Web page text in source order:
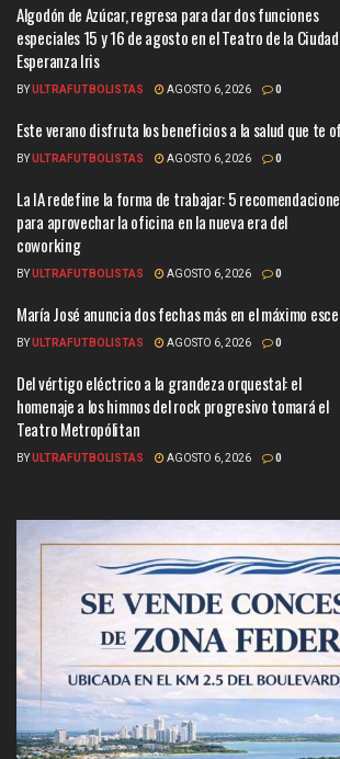
Algodón de Azúcar, regresa para dar dos funciones
especiales 15 y 16 de agosto en el Teatro de la Ciudad
Esperanza Iris
BYULTRAFUTBOLISTAS AGOSTO 6, 2026 0
Este verano disfruta los beneficios a la salud que te
BYULTRAFUTBOLISTAS AGOSTO 6, 2026 0
La IA redefine la forma de trabajar: 5
para aprovechar la oficina en la nueva era del
coworking
BYULTRAFUTBOLISTAS AGOSTO 6, 2026 0
María José anuncia dos fechas más en el máximo
BYULTRAFUTBOLISTAS AGOSTO 6, 2026 0
Del vértigo eléctrico a la grandeza orquestal: el
homenaje a los himnos del rock progresivo tomará el
Teatro Metropólitan
BYULTRAFUTBOLISTAS AGOSTO 6, 2026 0